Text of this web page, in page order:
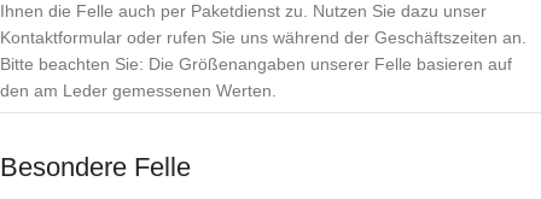
Ihnen die Felle auch per Paketdienst zu. Nutzen Sie dazu unser
Kontaktformular oder rufen Sie uns während der Geschäftszeiten an.
Bitte beachten Sie: Die Größenangaben unserer Felle basieren auf
den am Leder gemessenen Werten.
Besondere Felle